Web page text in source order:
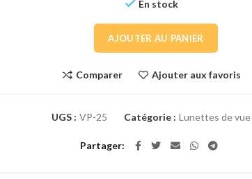
En stock
AJOUTER AU PANIER
Comparer Ajouter aux favoris
UGS : VP-25 Catégorie : Lunettes de vue
Partager